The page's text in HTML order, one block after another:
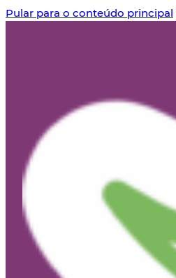
Pular para o conteúdo principal